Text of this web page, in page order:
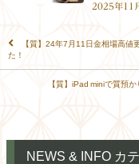
2025年11
【質】24年7月11日金相場高値
た！
【質】iPad miniで質預
NEWS & INFO カ